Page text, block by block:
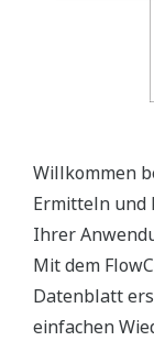
Willkommen
Ermitteln und
Ihrer
Mit dem
Datenblatt
einfachen